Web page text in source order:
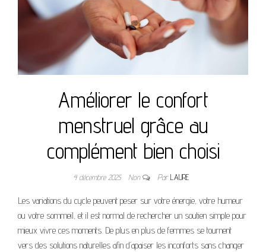
Améliorer le confort
menstruel grâce au
complément bien choisi
4 décembre 2025 Non ParLAURE
Les variations du cycle peuvent peser sur votre énergie, votre humeur
ou votre sommeil, et il est normal de rechercher un soutien simple pour
mieux vivre ces moments. De plus en plus de femmes se tournent
vers des solutions naturelles afin d’apaiser les inconforts sans changer